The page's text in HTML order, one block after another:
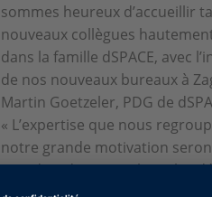
sommes heureux d’accueillir
nouveaux collègues
dans la famille dSPACE, avec
de nos nouveaux bureaux à
Martin Goetzeler, PDG de
« L’expertise que nous
notre grande motivation
grande aide pour relever les